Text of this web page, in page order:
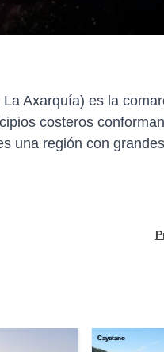
Axarquía) es la
costeros
una región con
Cayetano